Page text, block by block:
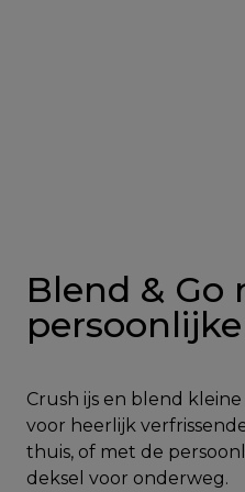
Blend & Go
Crush ijs en blend
voor heerlijk
thuis, of met de
deksel voor onderweg.